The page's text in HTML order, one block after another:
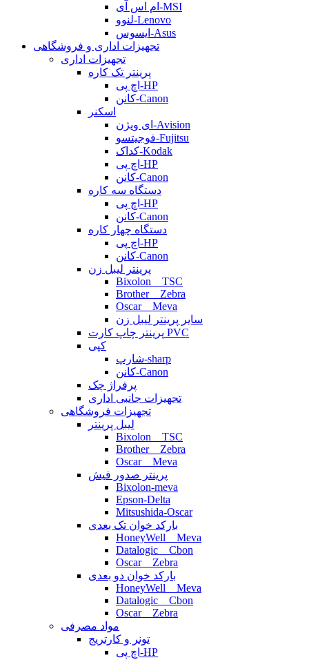
ام اس آی-MSI
لنوو-Lenovo
ایسوس-Asus
تجهیزات اداری و فروشگاهی
تجهیزات اداری
پرینتر تک کاره
اچ پی-HP
کانن-Canon
اسکنر
ای ویژن-Avision
فوجیتسو-Fujitsu
کداک-Kodak
اچ پی-HP
کانن-Canon
دستگاه سه کاره
اچ پی-HP
کانن-Canon
دستگاه چهار کاره
اچ پی-HP
کانن-Canon
پرینتر لیبل زن
Bixolon _ TSC
Brother _ Zebra
Oscar _ Meva
سایر پرینتر لیبل زن
پرینتر چاپ کارت PVC
کپی
شارپ-sharp
کانن-Canon
پرفراژ چک
تجهیزات جانبی اداری
تجهیزات فروشگاهی
لیبل پرینتر
Bixolon _ TSC
Brother _ Zebra
Oscar _ Meva
پرینتر صدور فیش
Bixolon-meva
Epson-Delta
Mitsushida-Oscar
بارکد خوان تک بعدی
HoneyWell _ Meva
Datalogic _ Cbon
Oscar _ Zebra
بارکد خوان دو بعدی
HoneyWell _ Meva
Datalogic _ Cbon
Oscar _ Zebra
مواد مصرفی
تونر و کارتریج
اچ پی-HP